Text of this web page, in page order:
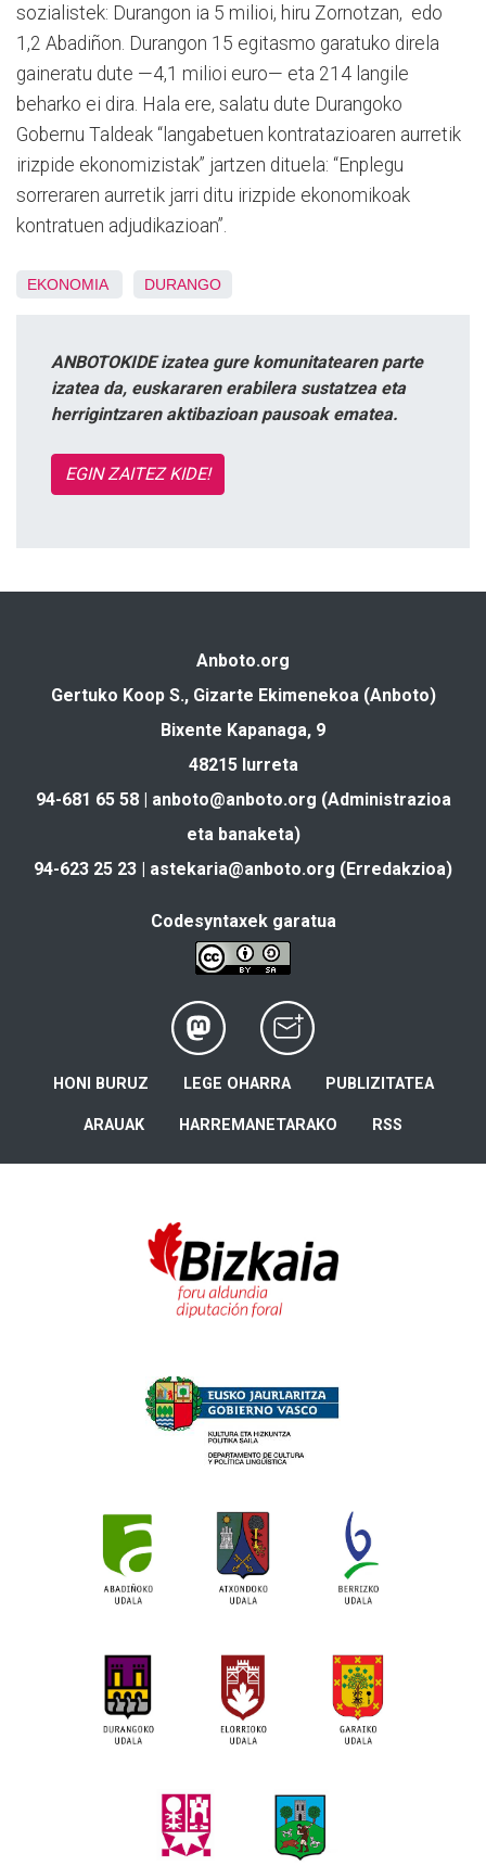
sozialistek: Durangon ia 5 milioi, hiru Zornotzan, edo
1,2 Abadiñon. Durangon 15 egitasmo garatuko direla
gaineratu dute —4,1 milioi euro— eta 214 langile
beharko ei dira. Hala ere, salatu dute Durangoko
Gobernu Taldeak “langabetuen kontratazioaren aurretik
irizpide ekonomizistak” jartzen dituela: “Enplegu
sorreraren aurretik jarri ditu irizpide ekonomikoak
kontratuen adjudikazioan”.
EKONOMIA DURANGO
ANBOTOKIDE izatea gure komunitatearen parte
izatea da, euskararen erabilera sustatzea eta
herrigintzaren aktibazioan pausoak ematea.
EGIN ZAITEZ KIDE!
Anboto.org
Gertuko Koop S., Gizarte Ekimenekoa (Anboto)
Bixente Kapanaga, 9
48215 Iurreta
94-681 65 58 | anboto@anboto.org (Administrazioa
eta banaketa)
94-623 25 23 | astekaria@anboto.org (Erredakzioa)
Codesyntaxek garatua
HONI BURUZ LEGE OHARRA PUBLIZITATEA
ARAUAK HARREMANETARAKO RSS